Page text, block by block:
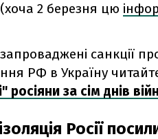
2 березня цю
санкції
РФ в Україну читайте
росіяни за сім днів
Росії